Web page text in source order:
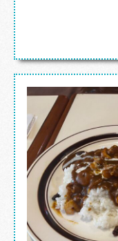
て通える天才の
環境ヤバいはず
塩煮込みラーメ
作 […]